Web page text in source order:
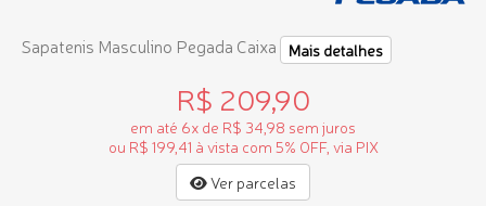
Sapatenis Masculino Pegada Caixa Mais detalhes
R$ 209,90
em até 6x de R$ 34,98 sem juros
ou R$ 199,41 à vista com 5% OFF, via PIX
Ver parcelas